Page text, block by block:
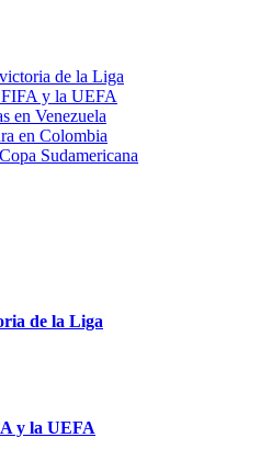
de la Liga
FIFA y la UEFA
en Venezuela
en Colombia
Sudamericana
de la Liga
y la UEFA